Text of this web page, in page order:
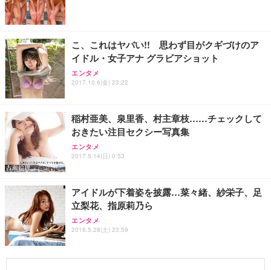
こ、これはヤバい!! 思わず目がクギづけのア
イドル・女子アナ グラビアショット
エンタメ
2017.10.6(金) 23:22
稲村亜美、泉里香、村主章枝……チェックして
おきたい注目セクシー写真集
エンタメ
2017.5.14(日) 0:53
アイドルが下着姿を披露…菜々緒、紗栄子、足
立梨花、指原莉乃ら
エンタメ
2016.5.28(土) 23:59